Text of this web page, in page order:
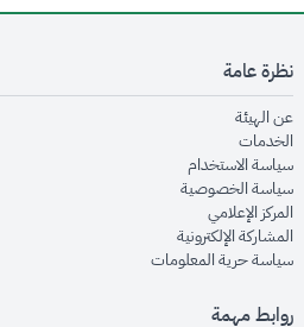
نظرة عامة
عن الهيئةopens in new window
الخدماتopens in new window
سياسة الاستخدام
سياسة الخصوصيةopens in new window
المركز الإعلاميopens in new window
المشاركة الإلكترونيةopens in new window
سياسة حرية المعلوماتopens in new window
روابط مهمة